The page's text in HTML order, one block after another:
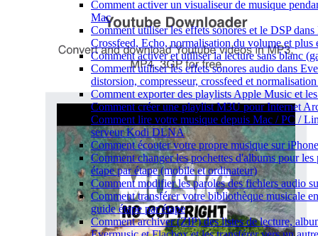
Comment activer un visualiseur de musique
Mac
Comment utiliser les effets sonores et le DSP
Crossfeed, Echo, normalisation du volume et plus
Comment activer et utiliser la lecture sans blanc
Comment utiliser les effets sonores audio dans
distorsion, compresseur, crossfeed et
Comment exporter des playlists Apple Music et
Comment créer une playlist M3U pour Internet
Comment lire votre musique depuis Mac / PC /
serveur Kodi DLNA
Comment écouter votre propre musique sur
Comment changer les pochettes d'albums pour
étape par étape (mobile et ordinateur)
Comment modifier les paroles des fichiers audio
Comment transférer votre bibliothèque musicale
guide étape par étape
Comment archiver (ZIP) des listes de lecture,